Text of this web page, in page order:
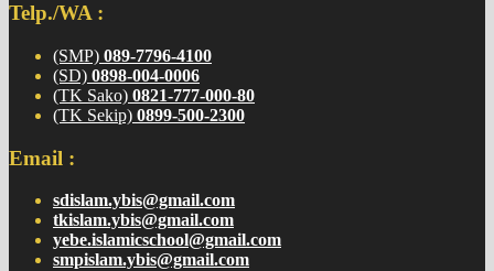
Telp./WA :
(SMP) 089-7796-4100
(SD) 0898-004-0006
(TK Sako) 0821-777-000-80
(TK Sekip) 0899-500-2300
Email :
sdislam.ybis@gmail.com
tkislam.ybis@gmail.com
yebe.islamicschool@gmail.com
smpislam.ybis@gmail.com